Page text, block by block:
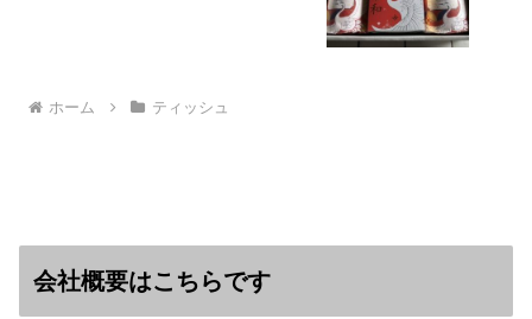
ホーム ティッシュ
会社概要はこちらです